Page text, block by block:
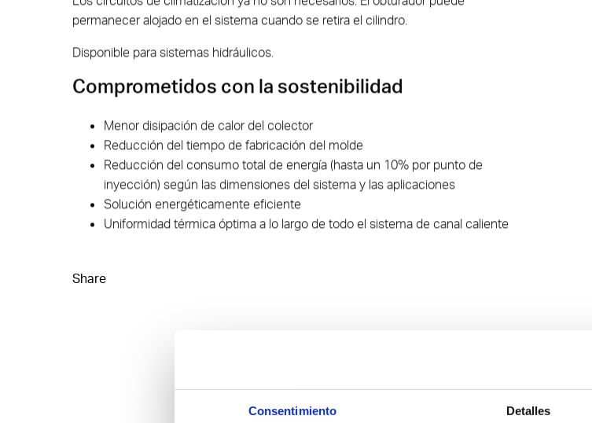
Consentimiento Detalles
permanecer alojado en el sistema cuando se retira el cilindro.
Disponible para sistemas hidráulicos.
Comprometidos con la sostenibilidad
Menor disipación de calor del colector
Reducción del tiempo de fabricación del molde
Reducción del consumo total de energía (hasta un 10% por punto de
inyección) según las dimensiones del sistema y las aplicaciones
Solución energéticamente eficiente
Uniformidad térmica óptima a lo largo de todo el sistema de canal caliente
Share